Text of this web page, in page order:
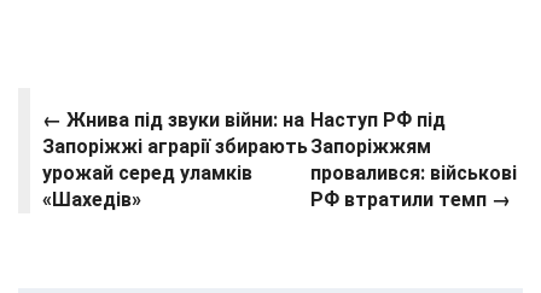
← Жнива під звуки війни: на
Запоріжжі аграрії збирають
урожай серед уламків
«Шахедів»
Наступ РФ під
Запоріжжям
провалився: військові
РФ втратили темп →